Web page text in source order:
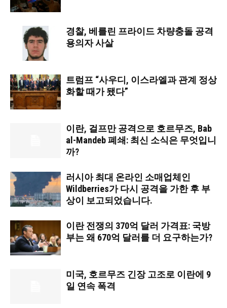
경찰, 베를린 프라이드 차량충돌 공격
용의자 사살
트럼프 “사우디, 이스라엘과 관계 정상
화할 때가 됐다”
이란, 걸프만 공격으로 호르무즈, Bab
al-Mandeb 폐쇄: 최신 소식은 무엇입니
까?
러시아 최대 온라인 소매업체인
Wildberries가 다시 공격을 가한 후 부
상이 보고되었습니다.
이란 전쟁의 370억 달러 가격표: 국방
부는 왜 670억 달러를 더 요구하는가?
미국, 호르무즈 긴장 고조로 이란에 9
일 연속 폭격